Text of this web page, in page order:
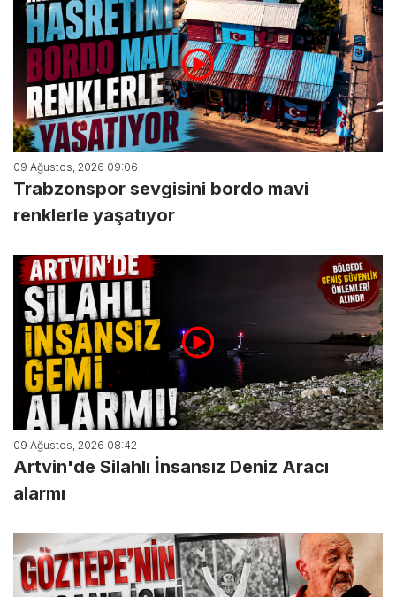
09 Ağustos, 2026 09:06
Trabzonspor sevgisini bordo mavi
renklerle yaşatıyor
09 Ağustos, 2026 08:42
Artvin'de Silahlı İnsansız Deniz Aracı
alarmı